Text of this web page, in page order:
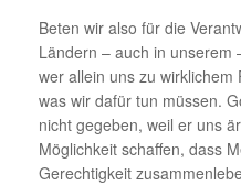
Beten wir also für die
Ländern – auch in unserem
wer allein uns zu
was wir dafür tun müssen.
nicht gegeben, weil er uns
Möglichkeit schaffen, dass
Gerechtigkeit